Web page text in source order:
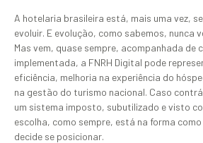
A hotelaria brasileira está, mais uma vez,
evoluir. E evolução, como sabemos, nunca
Mas vem, quase sempre, acompanhada de
implementada, a FNRH Digital pode
eficiência, melhoria na experiência do
na gestão do turismo nacional. Caso
um sistema imposto, subutilizado e visto
escolha, como sempre, está na forma
decide se posicionar.